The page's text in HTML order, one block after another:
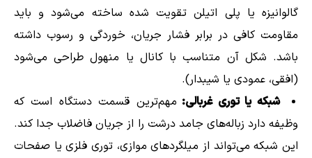
گالوانیزه یا پلی اتیلن تقویت شده ساخته می‌شود و باید
مقاومت کافی در برابر فشار جریان، خوردگی و رسوب داشته
باشد. شکل آن متناسب با کانال یا منهول طراحی می‌شود
(افقی، عمودی یا شیبدار).
شبکه یا توری غربالی: مهم‌ترین قسمت دستگاه است که
وظیفه دارد زباله‌های جامد درشت را از جریان فاضلاب جدا کند.
این شبکه می‌تواند از میلگردهای موازی، توری فلزی یا صفحات